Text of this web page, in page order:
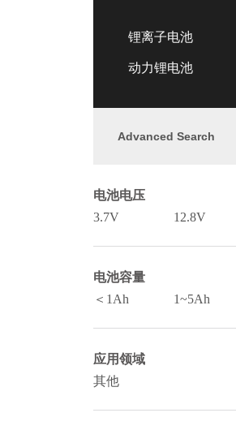
锂离子电池
动力锂电池
Advanced Search
电池电压
3.7V
12.8V
电池容量
＜1Ah
1~5Ah
应用领域
其他